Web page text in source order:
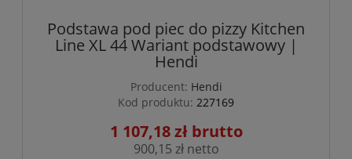
Podstawa pod piec do pizzy Kitchen
Line XL 44 Wariant podstawowy |
Hendi
Producent: Hendi
Kod produktu: 227169
1 107,18 zł
900,15 zł